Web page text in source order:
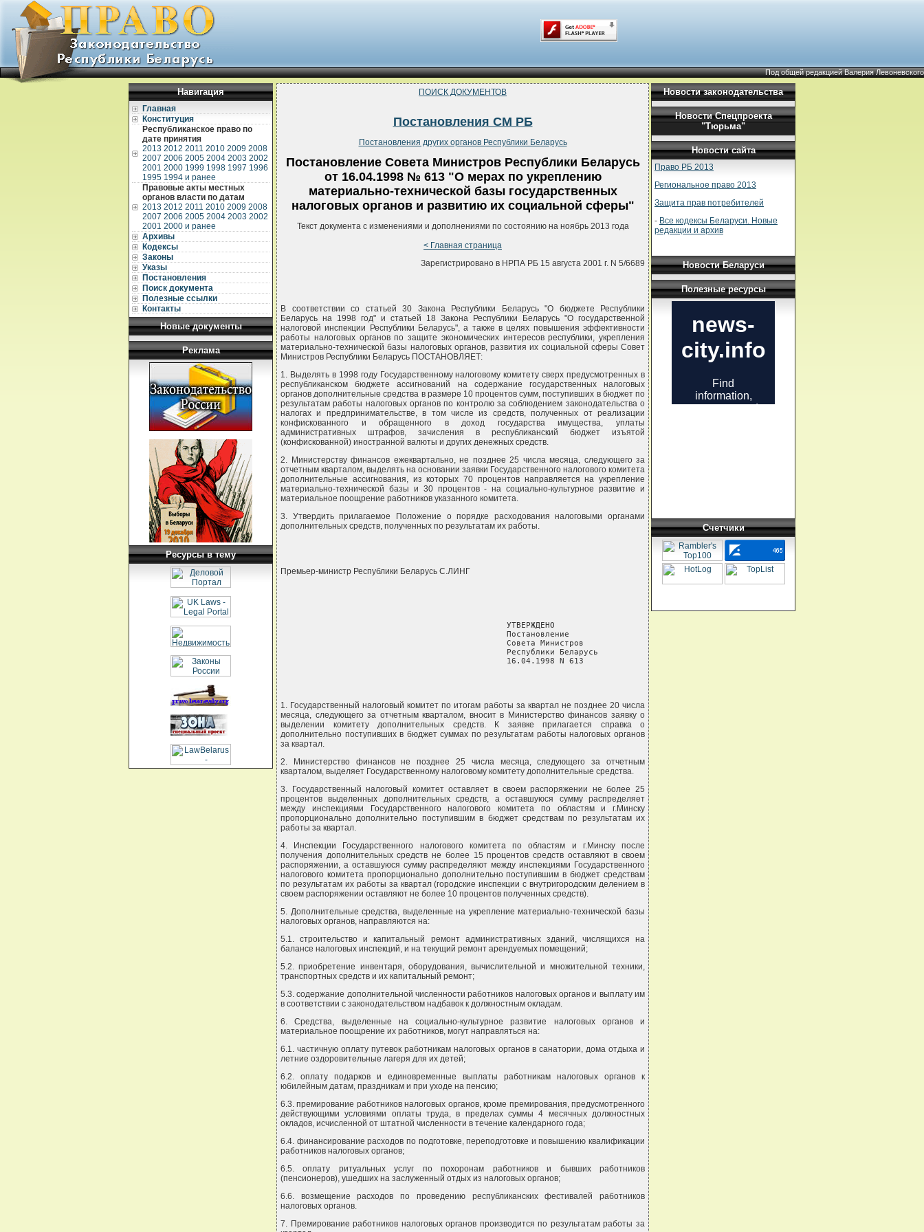
Под общей редакцией Валерия Левоневского
Навигация
Главная
Конституция
Республиканское право по
дате принятия
2013 2012 2011 2010 2009 2008
2007 2006 2005 2004 2003 2002
2001 2000 1999 1998 1997 1996
1995 1994 и ранее
Правовые акты местных
органов власти по датам
2013 2012 2011 2010 2009 2008
2007 2006 2005 2004 2003 2002
2001 2000 и ранее
Архивы
Кодексы
Законы
Указы
Постановления
Поиск документа
Полезные ссылки
Контакты
Новые документы
Реклама
Ресурсы в тему
ПОИСК ДОКУМЕНТОВ
Постановления СМ РБ
Постановления других органов Республики Беларусь
Постановление Совета Министров Республики Беларусь
от 16.04.1998 № 613 "О мерах по укреплению
материально-технической базы государственных
налоговых органов и развитию их социальной сферы"
Текст документа с изменениями и дополнениями по состоянию на ноябрь 2013 года
< Главная страница
Зарегистрировано в НРПА РБ 15 августа 2001 г. N 5/6689
В соответствии со статьей 30 Закона Республики Беларусь "О бюджете Республики
Беларусь на 1998 год" и статьей 18 Закона Республики Беларусь "О государственной
налоговой инспекции Республики Беларусь", а также в целях повышения эффективности
работы налоговых органов по защите экономических интересов республики, укрепления
материально-технической базы налоговых органов, развития их социальной сферы Совет
Министров Республики Беларусь ПОСТАНОВЛЯЕТ:
1. Выделять в 1998 году Государственному налоговому комитету сверх предусмотренных в
республиканском бюджете ассигнований на содержание государственных налоговых
органов дополнительные средства в размере 10 процентов сумм, поступивших в бюджет по
результатам работы налоговых органов по контролю за соблюдением законодательства о
налогах и предпринимательстве, в том числе из средств, полученных от реализации
конфискованного и обращенного в доход государства имущества, уплаты
административных штрафов, зачисления в республиканский бюджет изъятой
(конфискованной) иностранной валюты и других денежных средств.
2. Министерству финансов ежеквартально, не позднее 25 числа месяца, следующего за
отчетным кварталом, выделять на основании заявки Государственного налогового комитета
дополнительные ассигнования, из которых 70 процентов направляется на укрепление
материально-технической базы и 30 процентов - на социально-культурное развитие и
материальное поощрение работников указанного комитета.
3. Утвердить прилагаемое Положение о порядке расходования налоговыми органами
дополнительных средств, полученных по результатам их работы.
Премьер-министр Республики Беларусь С.ЛИНГ
                                               УТВЕРЖДЕНО
                                               Постановление
                                               Совета Министров
                                               Республики Беларусь
                                               16.04.1998 N 613
1. Государственный налоговый комитет по итогам работы за квартал не позднее 20 числа
месяца, следующего за отчетным кварталом, вносит в Министерство финансов заявку о
выделении комитету дополнительных средств. К заявке прилагается справка о
дополнительно поступивших в бюджет суммах по результатам работы налоговых органов
за квартал.
2. Министерство финансов не позднее 25 числа месяца, следующего за отчетным
кварталом, выделяет Государственному налоговому комитету дополнительные средства.
3. Государственный налоговый комитет оставляет в своем распоряжении не более 25
процентов выделенных дополнительных средств, а оставшуюся сумму распределяет
между инспекциями Государственного налогового комитета по областям и г.Минску
пропорционально дополнительно поступившим в бюджет средствам по результатам их
работы за квартал.
4. Инспекции Государственного налогового комитета по областям и г.Минску после
получения дополнительных средств не более 15 процентов средств оставляют в своем
распоряжении, а оставшуюся сумму распределяют между инспекциями Государственного
налогового комитета пропорционально дополнительно поступившим в бюджет средствам
по результатам их работы за квартал (городские инспекции с внутригородским делением в
своем распоряжении оставляют не более 10 процентов полученных средств).
5. Дополнительные средства, выделенные на укрепление материально-технической базы
налоговых органов, направляются на:
5.1. строительство и капитальный ремонт административных зданий, числящихся на
балансе налоговых инспекций, и на текущий ремонт арендуемых помещений;
5.2. приобретение инвентаря, оборудования, вычислительной и множительной техники,
транспортных средств и их капитальный ремонт;
5.3. содержание дополнительной численности работников налоговых органов и выплату им
в соответствии с законодательством надбавок к должностным окладам.
6. Средства, выделенные на социально-культурное развитие налоговых органов и
материальное поощрение их работников, могут направляться на:
6.1. частичную оплату путевок работникам налоговых органов в санатории, дома отдыха и
летние оздоровительные лагеря для их детей;
6.2. оплату подарков и единовременные выплаты работникам налоговых органов к
юбилейным датам, праздникам и при уходе на пенсию;
6.3. премирование работников налоговых органов, кроме премирования, предусмотренного
действующими условиями оплаты труда, в пределах суммы 4 месячных должностных
окладов, исчисленной от штатной численности в течение календарного года;
6.4. финансирование расходов по подготовке, переподготовке и повышению квалификации
работников налоговых органов;
6.5. оплату ритуальных услуг по похоронам работников и бывших работников
(пенсионеров), ушедших на заслуженный отдых из налоговых органов;
6.6. возмещение расходов по проведению республиканских фестивалей работников
налоговых органов.
7. Премирование работников налоговых органов производится по результатам работы за
Новости законодательства
Новости Спецпроекта
"Тюрьма"
Новости сайта
Право РБ 2013
Региональное право 2013
Защита прав потребителей
- Все кодексы Беларуси. Новые
редакции и архив
Новости Беларуси
Полезные ресурсы
Счетчики